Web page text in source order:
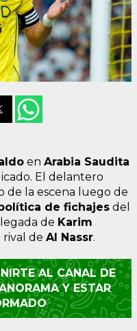
en Arabia Saudita
El delantero
la escena luego de
de fichajes del
de Karim
rival de Al Nassr.
AL CANAL DE
Y ESTAR